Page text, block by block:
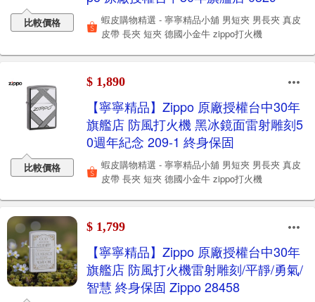
比較價格
蝦皮購物精選 - 寧寧精品小舖 男短夾 男長夾 真皮
皮帶 長夾 短夾 德國小金牛 zippo打火機
比較價格
$ 1,890
【寧寧精品】Zippo 原廠授權台中30年
旗艦店 防風打火機 黑冰鏡面雷射雕刻5
0週年紀念 209-1 終身保固
蝦皮購物精選 - 寧寧精品小舖 男短夾 男長夾 真皮
皮帶 長夾 短夾 德國小金牛 zippo打火機
$ 1,799
【寧寧精品】Zippo 原廠授權台中30年
旗艦店 防風打火機雷射雕刻/平靜/勇氣/
智慧 終身保固 Zippo 28458